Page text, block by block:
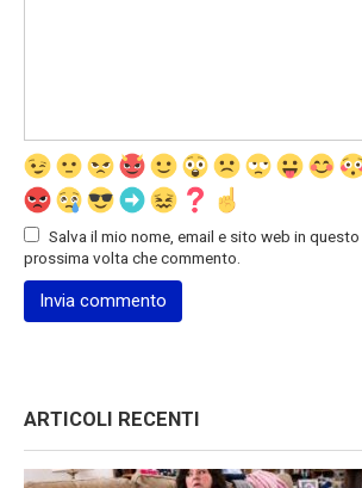
Salva il mio nome, email e sito web in
prossima volta che commento.
ARTICOLI RECENTI